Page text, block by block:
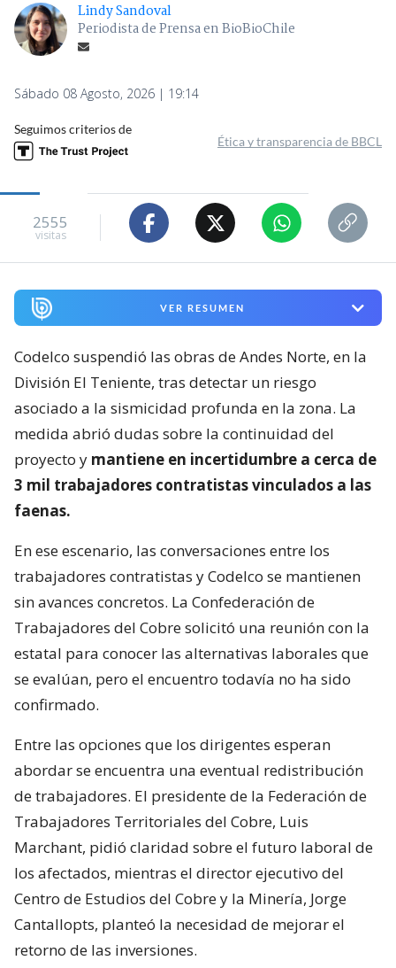
Lindy Sandoval
Periodista de Prensa en BioBioChile
Sábado 08 Agosto, 2026 | 19:14
Seguimos criterios de
Ética y transparencia de BBCL
2555
visitas
VER RESUMEN
Codelco suspendió las obras de Andes Norte, en la
División El Teniente, tras detectar un riesgo
asociado a la sismicidad profunda en la zona. La
medida abrió dudas sobre la continuidad del
proyecto y mantiene en incertidumbre a cerca de
3 mil trabajadores contratistas vinculados a las
faenas.
En ese escenario, las conversaciones entre los
trabajadores contratistas y Codelco se mantienen
sin avances concretos. La Confederación de
Trabajadores del Cobre solicitó una reunión con la
estatal para conocer las alternativas laborales que
se evalúan, pero el encuentro todavía no ha sido
confirmado.
Entre las opciones que los dirigentes esperan
abordar se encuentra una eventual redistribución
de trabajadores. El presidente de la Federación de
Trabajadores Territoriales del Cobre, Luis
Marchant, pidió claridad sobre el futuro laboral de
los afectados, mientras el director ejecutivo del
Centro de Estudios del Cobre y la Minería, Jorge
Cantallopts, planteó la necesidad de mejorar el
retorno de las inversiones.